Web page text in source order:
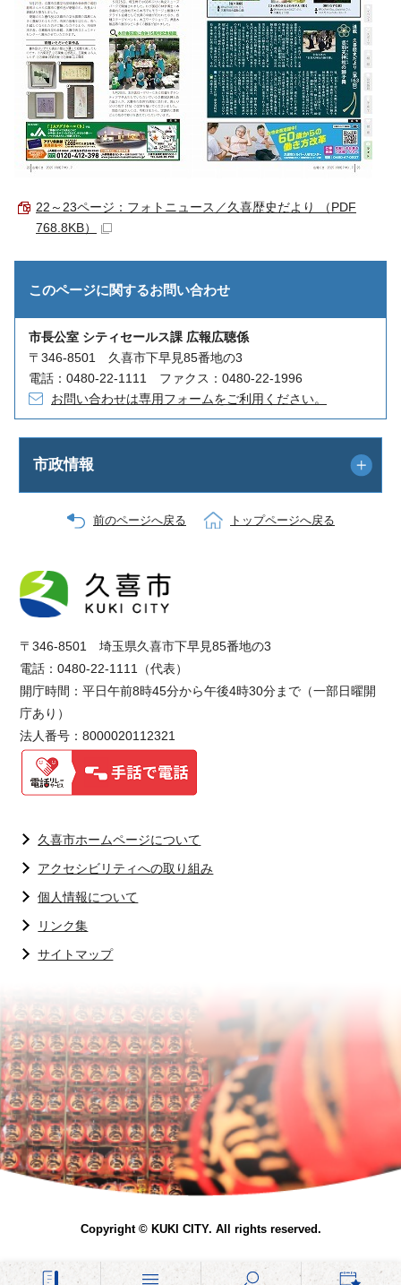
22～23ページ：フォトニュース／久喜歴史だより （PDF
768.8KB）
このページに関するお問い合わせ
市長公室 シティセールス課 広報広聴係
〒346-8501 久喜市下早見85番地の3
電話：0480-22-1111 ファクス：0480-22-1996
お問い合わせは専用フォームをご利用ください。
市政情報
前のページへ戻る トップページへ戻る
〒346-8501 埼玉県久喜市下早見85番地の3
電話：0480-22-1111（代表）
開庁時間：平日午前8時45分から午後4時30分まで（一部日曜開
庁あり）
法人番号：8000020112321
久喜市ホームページについて
アクセシビリティへの取り組み
個人情報について
リンク集
サイトマップ
Copyright © KUKI CITY. All rights reserved.